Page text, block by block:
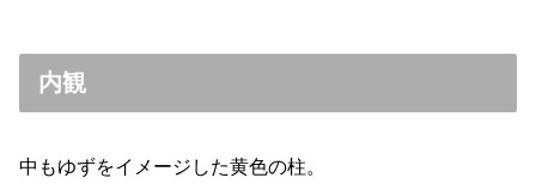
内観
中もゆずをイメージした黄色の柱。